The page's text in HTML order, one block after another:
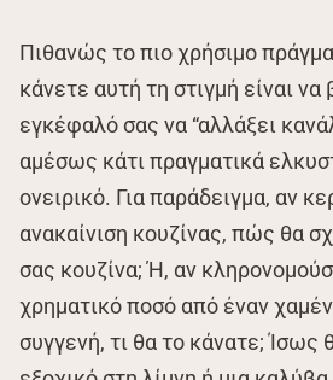
Πιθανώς το πιο χρήσιμο
κάνετε αυτή τη στιγμή είναι
εγκέφαλό σας να “αλλάξει
αμέσως κάτι πραγματικά
ονειρικό. Για παράδειγμα, αν
ανακαίνιση κουζίνας, πώς θα
σας κουζίνα; Ή, αν
χρηματικό ποσό από έναν
συγγενή, τι θα το κάνατε; Ίσως